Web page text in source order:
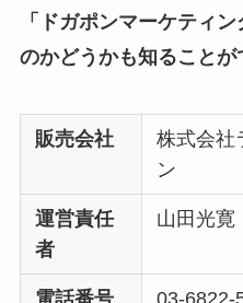
「ドガポンマーケティ
のかどうかも知ることが
販売会社
株式会社
ン
運営責任
者
山田光寛
電話番号 03-6822-